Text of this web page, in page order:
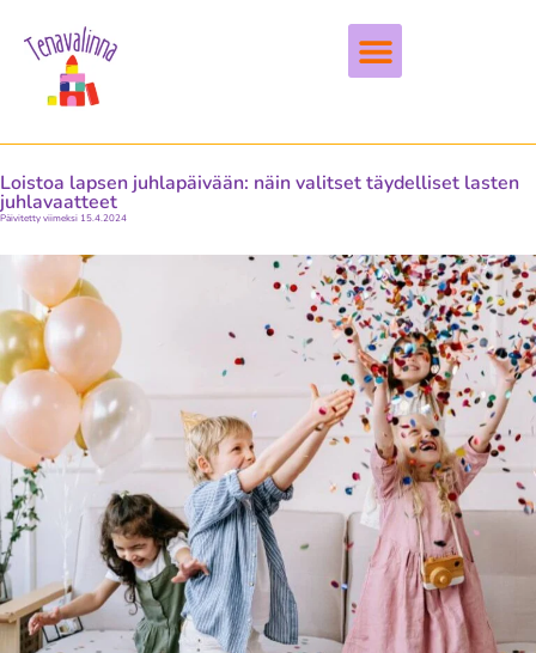
Loistoa lapsen juhlapäivään: näin valitset täydelliset lasten
juhlavaatteet
Päivitetty viimeksi 15.4.2024